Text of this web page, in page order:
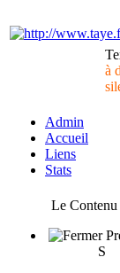
à
Admin
Accueil
Liens
Stats
Le Contenu
S